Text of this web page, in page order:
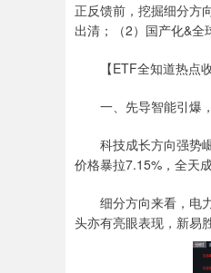
正反馈前，挖掘细分方
出清；（2）国产化&全
【ETF全知道热点收
一、先导智能引爆，
科技成长方向强势崛
价格暴拉7.15%，全天
细分方向来看，电力
头亦有亮眼表现，新易